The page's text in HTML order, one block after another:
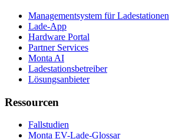
Managementsystem für Ladestationen
Lade-App
Hardware Portal
Partner Services
Monta AI
Ladestationsbetreiber
Lösungsanbieter
Ressourcen
Fallstudien
Monta EV-Lade-Glossar